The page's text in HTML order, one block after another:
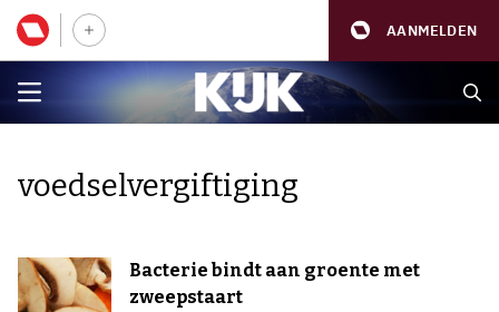
AANMELDEN
voedselvergiftiging
Bacterie bindt aan groente met
zweepstaart